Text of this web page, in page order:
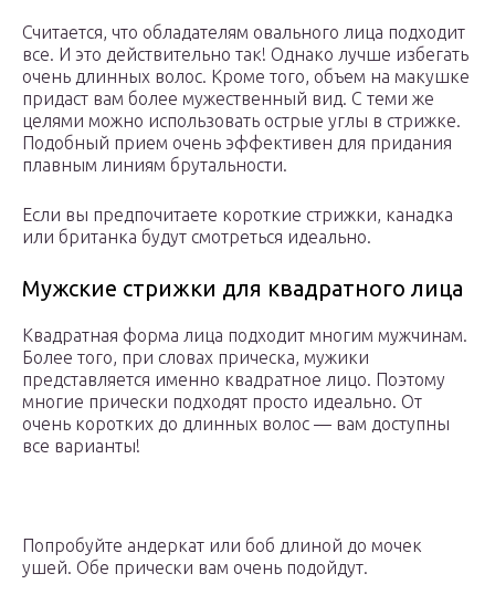
Считается, что обладателям овального лица подходит
все. И это действительно так! Однако лучше избегать
очень длинных волос. Кроме того, объем на макушке
придаст вам более мужественный вид. С теми же
целями можно использовать острые углы в стрижке.
Подобный прием очень эффективен для придания
плавным линиям брутальности.
Если вы предпочитаете короткие стрижки, канадка
или британка будут смотреться идеально.
Мужские стрижки для квадратного лица
Квадратная форма лица подходит многим мужчинам.
Более того, при словах прическа, мужики
представляется именно квадратное лицо. Поэтому
многие прически подходят просто идеально. От
очень коротких до длинных волос — вам доступны
все варианты!
Попробуйте андеркат или боб длиной до мочек
ушей. Обе прически вам очень подойдут.